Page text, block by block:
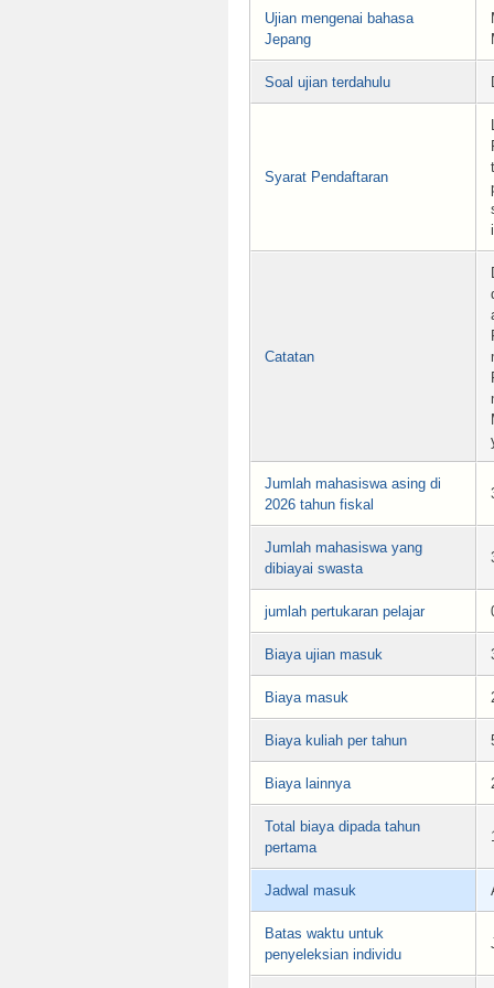
Ujian mengenai bahasa
Jepang
Soal ujian terdahulu
Syarat Pendaftaran
Catatan
Jumlah mahasiswa asing di
2026 tahun fiskal
Jumlah mahasiswa yang
dibiayai swasta
jumlah pertukaran pelajar
Biaya ujian masuk
Biaya masuk
Biaya kuliah per tahun
Biaya lainnya
Total biaya dipada tahun
pertama
Jadwal masuk
Batas waktu untuk
penyeleksian individu